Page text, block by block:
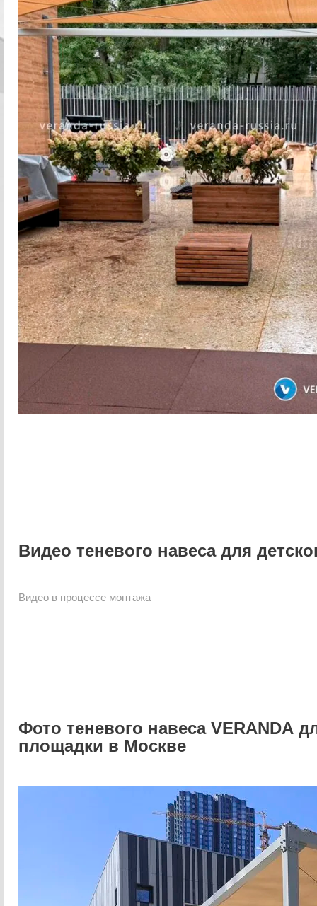
Видео теневого навеса для
Видео в процессе монтажа
Фото теневого навеса VERANDA
площадки в Москве